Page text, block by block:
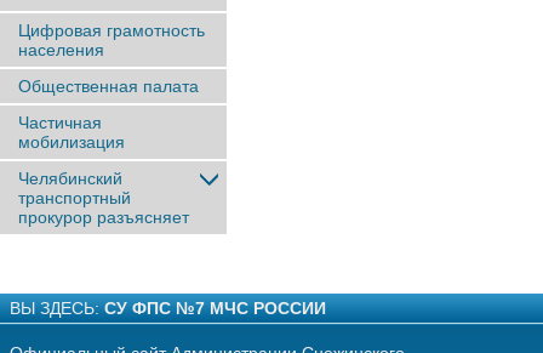
Цифровая грамотность
населения
Общественная палата
Частичная
мобилизация
Челябинский
транспортный
прокурор разъясняет
ВЫ ЗДЕСЬ: СУ ФПС №7 МЧС РОССИИ